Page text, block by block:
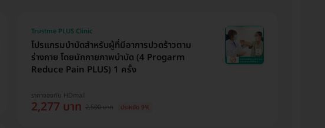
โปรแกรมบำบัดสำหรับผู้ที่มีอาการปวดร้าวตาม
ร่างกาย โดยนักกายภาพบำบัด (4 Progarm
Reduce Pain PLUS) 1 ครั้ง
Trustme PLUS Clinic
ราคาจองกับ HDmall
2,277 บาท 2,500 บาท ประหยัด 9%